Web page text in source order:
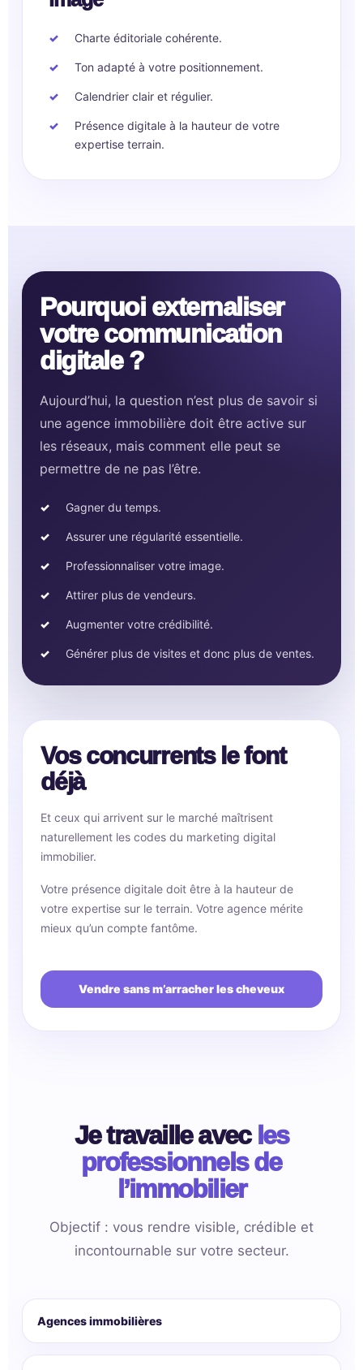
Charte éditoriale cohérente.
Ton adapté à votre positionnement.
Calendrier clair et régulier.
Présence digitale à la hauteur de votre
expertise terrain.
Pourquoi externaliser
votre communication
digitale ?
Aujourd’hui, la question n’est plus de savoir si
une agence immobilière doit être active sur
les réseaux, mais comment elle peut se
permettre de ne pas l’être.
Gagner du temps.
Assurer une régularité essentielle.
Professionnaliser votre image.
Attirer plus de vendeurs.
Augmenter votre crédibilité.
Générer plus de visites et donc plus de ventes.
Vos concurrents le font
déjà
Et ceux qui arrivent sur le marché maîtrisent
naturellement les codes du marketing digital
immobilier.
Votre présence digitale doit être à la hauteur de
votre expertise sur le terrain. Votre agence mérite
mieux qu’un compte fantôme.
Vendre sans m’arracher les cheveux
Je travaille avec les
professionnels de
l’immobilier
Objectif : vous rendre visible, crédible et
incontournable sur votre secteur.
Agences immobilières